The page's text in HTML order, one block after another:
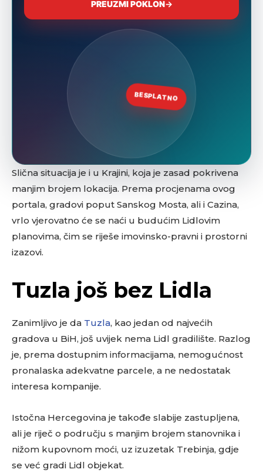
Slična situacija je i u Krajini, koja je zasad pokrivena
manjim brojem lokacija. Prema procjenama ovog
portala, gradovi poput Sanskog Mosta, ali i Cazina,
vrlo vjerovatno će se naći u budućim Lidlovim
planovima, čim se riješe imovinsko-pravni i prostorni
izazovi.
Tuzla još bez Lidla
Zanimljivo je da Tuzla, kao jedan od najvećih
gradova u BiH, još uvijek nema Lidl gradilište. Razlog
je, prema dostupnim informacijama, nemogućnost
pronalaska adekvatne parcele, a ne nedostatak
interesa kompanije.
Istočna Hercegovina je takođe slabije zastupljena,
ali je riječ o području s manjim brojem stanovnika i
nižom kupovnom moći, uz izuzetak Trebinja, gdje
se već gradi Lidl objekat.